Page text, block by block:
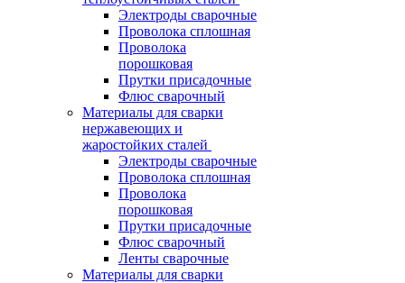
Электроды сварочные
Проволока сплошная
Проволока
порошковая
Прутки присадочные
Флюс сварочный
Материалы для сварки
нержавеющих и
жаростойких сталей
Электроды сварочные
Проволока сплошная
Проволока
порошковая
Прутки присадочные
Флюс сварочный
Ленты сварочные
Материалы для сварки